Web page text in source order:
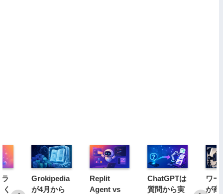
く
Grokipedia
が4月から
Replit
Agent vs
ChatGPTは
質問から実
ワー
が商